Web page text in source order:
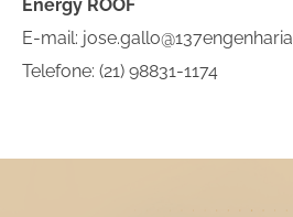
Energy ROOF
E-mail:
Telefone: (21) 98831-1174